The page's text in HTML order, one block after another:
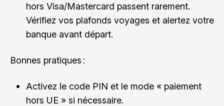
hors Visa/Mastercard passent rarement.
Vérifiez vos plafonds voyages et alertez votre
banque avant départ.
Bonnes pratiques :
Activez le code PIN et le mode « paiement
hors UE » si nécessaire.